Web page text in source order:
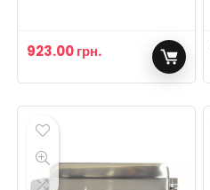
923.00грн.